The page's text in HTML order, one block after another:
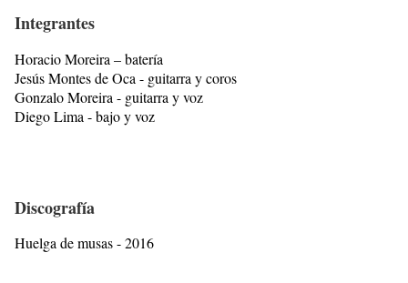
Integrantes
Horacio Moreira – batería
Jesús Montes de Oca - guitarra y coros
Gonzalo Moreira - guitarra y voz
Diego Lima - bajo y voz
Discografía
Huelga de musas - 2016